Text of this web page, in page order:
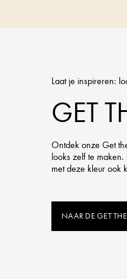
Laat je inspireren:
GET
Ontdek onze Get
looks zelf te
met deze kleur ook
NAAR DE GET